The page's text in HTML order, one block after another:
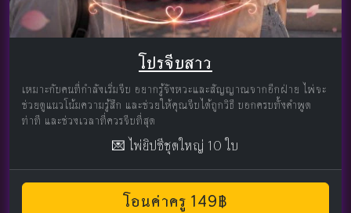
โปรจีบสาว
เหมาะกับคนที่กำลังเริ่มจีบ อยากรู้จังหวะและสัญญาณจากอีกฝ่าย ไพ่จะ
ช่วยดูแนวโน้มความรู้สึก และช่วยให้คุณจีบได้ถูกวิธี บอกครบทั้งคำพูด
ท่าที และช่วงเวลาที่ควรจีบที่สุด
💌 ไพ่ยิปซีชุดใหญ่ 10 ใบ
โอนค่าครู 149฿